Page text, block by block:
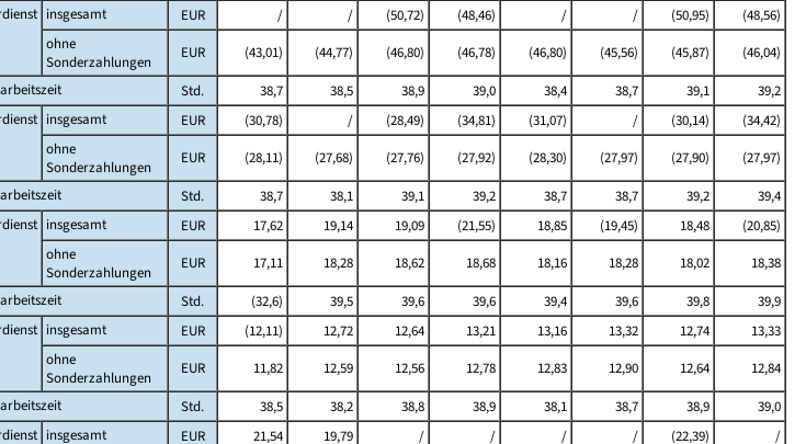
insgesamt EUR / / (50,72) (48,46) / / (50,95)
(48,56)
ohne
Sonderzahlungen
EUR (43,01) (44,77) (46,80) (46,78) (46,80) (45,56) (45,87)
(46,04)
Std. 38,7 38,5 38,9 39,0 38,4 38,7 39,1
39,2
insgesamt EUR (30,78) / (28,49) (34,81) (31,07) / (30,14)
(34,42)
ohne
Sonderzahlungen
EUR (28,11) (27,68) (27,76) (27,92) (28,30) (27,97) (27,90)
(27,97)
Std. 38,7 38,1 39,1 39,2 38,7 38,7 39,2
39,4
insgesamt EUR 17,62 19,14 19,09 (21,55) 18,85 (19,45) 18,48
(20,85)
ohne
Sonderzahlungen
EUR 17,11 18,28 18,62 18,68 18,16 18,28 18,02
18,38
Std. (32,6) 39,5 39,6 39,6 39,4 39,6 39,8
39,9
insgesamt EUR (12,11) 12,72 12,64 13,21 13,16 13,32 12,74
13,33
ohne
Sonderzahlungen
EUR 11,82 12,59 12,56 12,78 12,83 12,90 12,64
12,84
Std. 38,5 38,2 38,8 38,9 38,1 38,7 38,9
39,0
insgesamt EUR 21,54 19,79 / / / / (22,39) /